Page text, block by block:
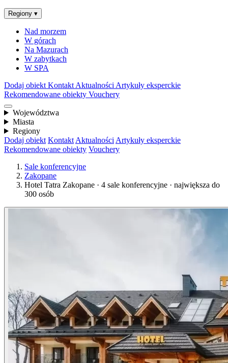
Regiony ▾
Nad morzem
W górach
Na Mazurach
W zabytkach
W SPA
Dodaj obiekt Kontakt Aktualności Artykuły eksperckie
Rekomendowane obiekty Vouchery
Województwa
Miasta
Regiony
Dodaj obiekt Kontakt Aktualności Artykuły eksperckie
Rekomendowane obiekty Vouchery
Sale konferencyjne
Zakopane
Hotel Tatra Zakopane · 4 sale konferencyjne · największa do
300 osób